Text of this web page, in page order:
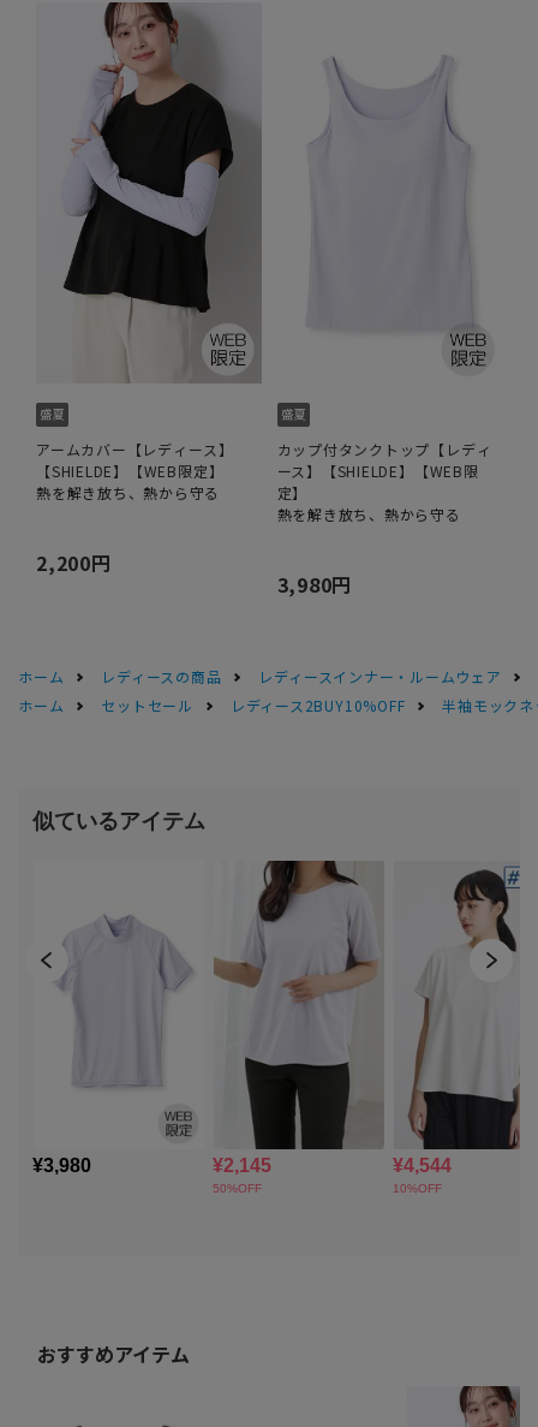
アームカバー【レディース】
【SHIELDE】【WEB限定】
熱を解き放ち、熱から守る
2,200円
カップ付タンクトップ【レディ
ース】【SHIELDE】【WEB限
定】
熱を解き放ち、熱から守る
3,980円
ホーム レディースの商品
レディースインナー・ルームウェア
ホーム
セットセール レディース2BUY10%OFF 半袖モック